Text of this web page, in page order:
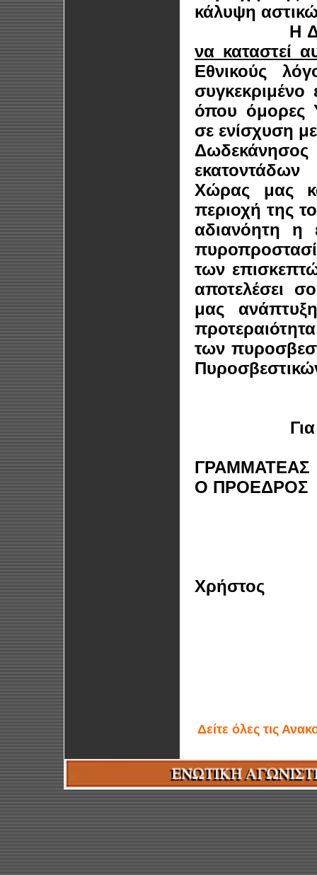
κάλυψη
Η
να καταστεί
Εθνικούς
όπου όμορες
σε ενίσχυση
Χώρας μας
περιοχή της
αδιανόητη η
των
αποτελέσει
μας
των
Ο ΠΡΟΕΔΡΟΣ
Χρήστος
Δείτε όλες τις